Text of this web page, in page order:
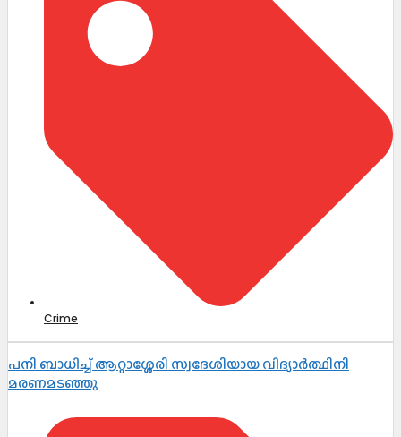
Crime
പനി ബാധിച്ച് ആറ്റാശ്ശേരി സ്വദേശിയായ വിദ്യാർത്ഥിനി
മരണമടഞ്ഞു